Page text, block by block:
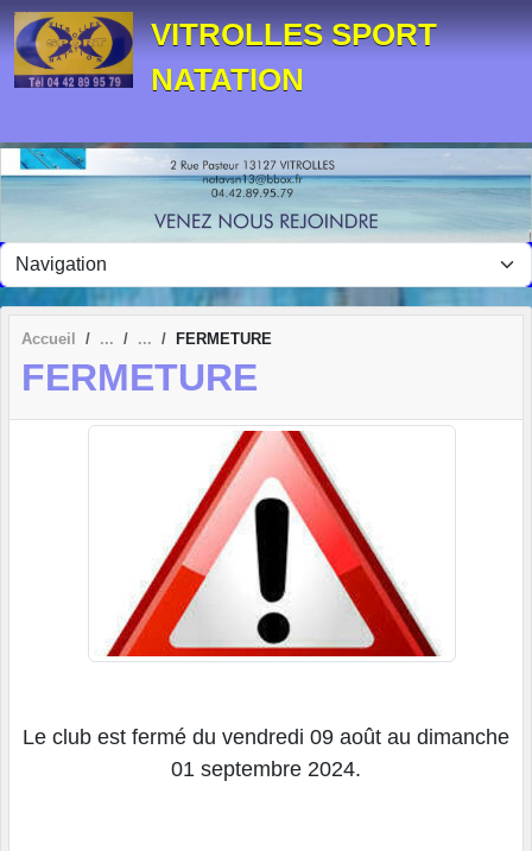
VITROLLES SPORT
NATATION
Accueil FERMETURE
FERMETURE
Le club est fermé du vendredi 09 août au dimanche
01 septembre 2024.
Panneau de gestion des cookies